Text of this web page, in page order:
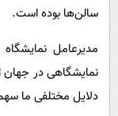
سالن‌ها بوده است.
نمایشگاهی در جهان
دلایل مختلفی ما